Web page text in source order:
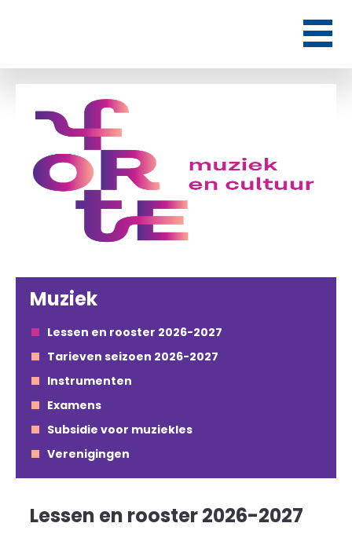
Muziek
Lessen en rooster 2026-2027
Tarieven seizoen 2026-2027
Instrumenten
Examens
Subsidie voor muziekles
Verenigingen
Lessen en rooster 2026-2027